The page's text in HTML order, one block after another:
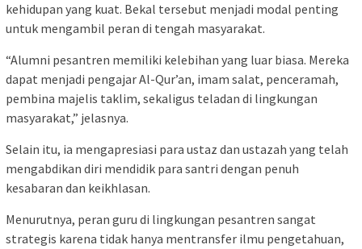
kehidupan yang kuat. Bekal tersebut menjadi modal penting
untuk mengambil peran di tengah masyarakat.
“Alumni pesantren memiliki kelebihan yang luar biasa. Mereka
dapat menjadi pengajar Al-Qur’an, imam salat, penceramah,
pembina majelis taklim, sekaligus teladan di lingkungan
masyarakat,” jelasnya.
Selain itu, ia mengapresiasi para ustaz dan ustazah yang telah
mengabdikan diri mendidik para santri dengan penuh
kesabaran dan keikhlasan.
Menurutnya, peran guru di lingkungan pesantren sangat
strategis karena tidak hanya mentransfer ilmu pengetahuan,